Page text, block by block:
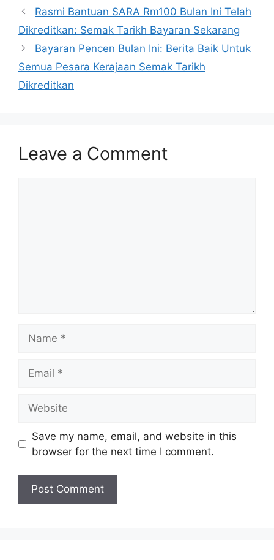
Rasmi Bantuan SARA Rm100 Bulan Ini Telah
Dikreditkan: Semak Tarikh Bayaran Sekarang
Bayaran Pencen Bulan Ini: Berita Baik Untuk
Semua Pesara Kerajaan Semak Tarikh
Dikreditkan
Leave a Comment
Save my name, email, and website in this
browser for the next time I comment.